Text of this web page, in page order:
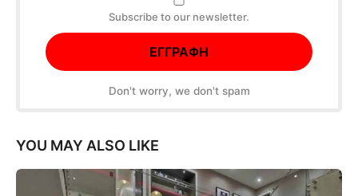
Subscribe to our newsletter.
Don't worry, we don't spam
YOU MAY ALSO LIKE